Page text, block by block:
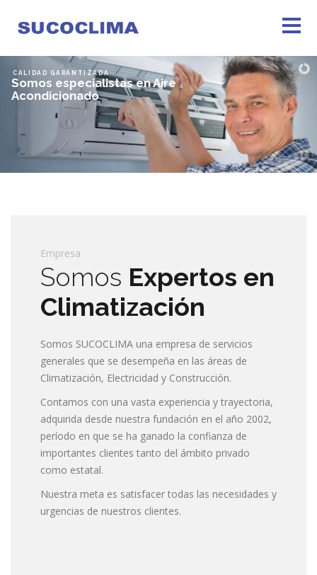
Empresa
Somos Expertos en
Climatización
Somos SUCOCLIMA una empresa de servicios
generales que se desempeña en las áreas de
Climatización, Electricidad y Construcción.
Contamos con una vasta experiencia y trayectoria,
adquirida desde nuestra fundación en el año 2002,
período en que se ha ganado la confianza de
importantes clientes tanto del ámbito privado
como estatal.
Nuestra meta es satisfacer todas las necesidades y
urgencias de nuestros clientes.